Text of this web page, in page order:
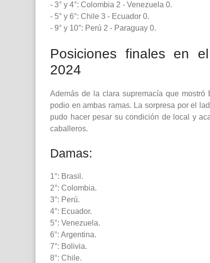
- 3° y 4°: Colombia 2 - Venezuela 0.
- 5° y 6°: Chile 3 - Ecuador 0.
- 9° y 10°: Perú 2 - Paraguay 0.
Posiciones finales en
2024
Además de la clara supremacía que
podio en ambas ramas. La sorpresa por el
pudo hacer pesar su condición de local y
caballeros.
Damas:
1°: Brasil.
2°: Colombia.
3°: Perú.
4°: Ecuador.
5°: Venezuela.
6°: Argentina.
7°: Bolivia.
8°: Chile.